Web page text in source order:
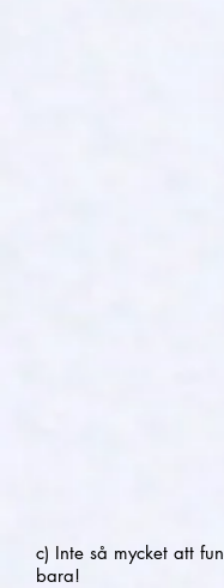
c) Inte så mycket att
bara!